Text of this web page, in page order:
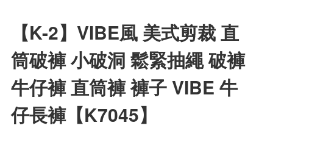
【K-2】VIBE風 美式剪裁 直
筒破褲 小破洞 鬆緊抽繩 破褲
牛仔褲 直筒褲 褲子 VIBE 牛
仔長褲【K7045】